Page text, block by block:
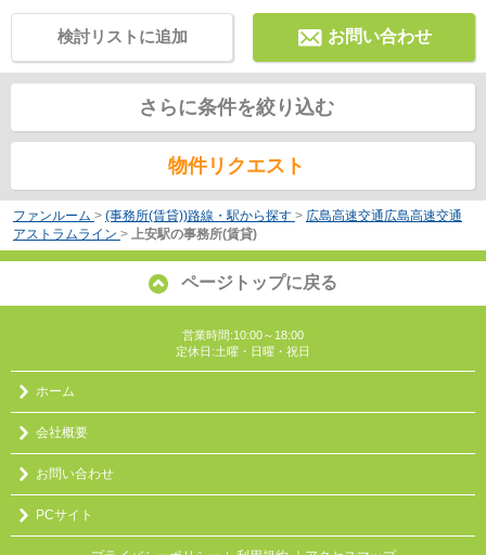
お問い合わせ
検討リストに追加
さらに条件を絞り込む
物件リクエスト
ファンルーム > (事務所(賃貸))路線・駅から探す > 広島高速交通広島高速交通
アストラムライン > 上安駅の事務所(賃貸)
ページトップに戻る
営業時間:10:00～18:00
定休日:土曜・日曜・祝日
ホーム
会社概要
お問い合わせ
PCサイト